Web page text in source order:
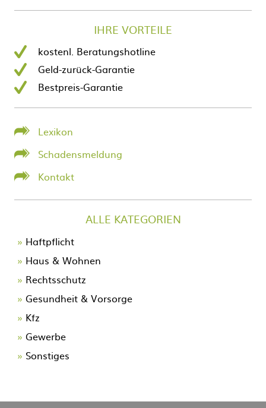
IHRE VORTEILE
kostenl. Beratungshotline
Geld-zurück-Garantie
Bestpreis-Garantie
Lexikon
Schadensmeldung
Kontakt
ALLE KATEGORIEN
Navigation
überspringen
Haftpflicht
Haus & Wohnen
Rechtsschutz
Gesundheit & Vorsorge
Kfz
Gewerbe
Sonstiges